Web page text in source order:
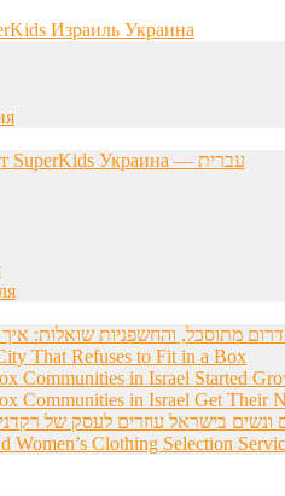
Израиль Украина
Детская одежда от SuperKids Украина — עברית
That Refuses to Fit in a Box
Communities in Israel Started
Communities in Israel Get Their
בישראל עוזרים לעסק של
Women’s Clothing Selection